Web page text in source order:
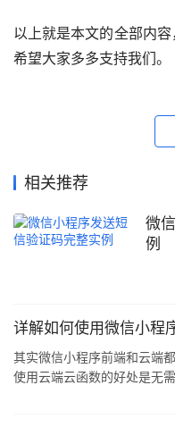
以上就是本文的全部内
希望大家多多支持我们。
相关推荐
微
例
详解如何使用微信小程
其实微信小程序前端和云端
使用云端云函数的好处是无